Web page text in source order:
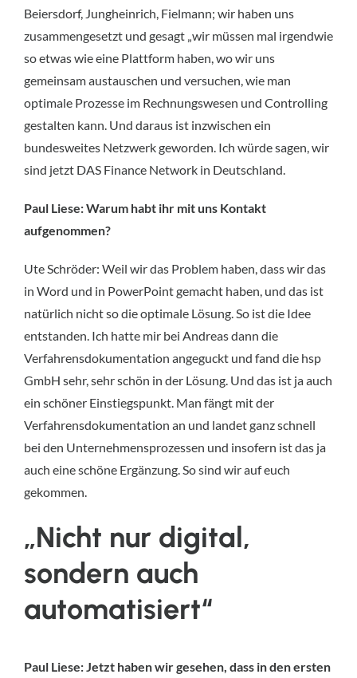
Beiersdorf, Jungheinrich, Fielmann; wir haben uns
zusammengesetzt und gesagt „wir müssen mal irgendwie
so etwas wie eine Plattform haben, wo wir uns
gemeinsam austauschen und versuchen, wie man
optimale Prozesse im Rechnungswesen und Controlling
gestalten kann. Und daraus ist inzwischen ein
bundesweites Netzwerk geworden. Ich würde sagen, wir
sind jetzt DAS Finance Network in Deutschland.
Paul Liese: Warum habt ihr mit uns Kontakt
aufgenommen?
Ute Schröder: Weil wir das Problem haben, dass wir das
in Word und in PowerPoint gemacht haben, und das ist
natürlich nicht so die optimale Lösung. So ist die Idee
entstanden. Ich hatte mir bei Andreas dann die
Verfahrensdokumentation angeguckt und fand die hsp
GmbH sehr, sehr schön in der Lösung. Und das ist ja auch
ein schöner Einstiegspunkt. Man fängt mit der
Verfahrensdokumentation an und landet ganz schnell
bei den Unternehmensprozessen und insofern ist das ja
auch eine schöne Ergänzung. So sind wir auf euch
gekommen.
„Nicht nur digital,
sondern auch
automatisiert“
Paul Liese: Jetzt haben wir gesehen, dass in den ersten